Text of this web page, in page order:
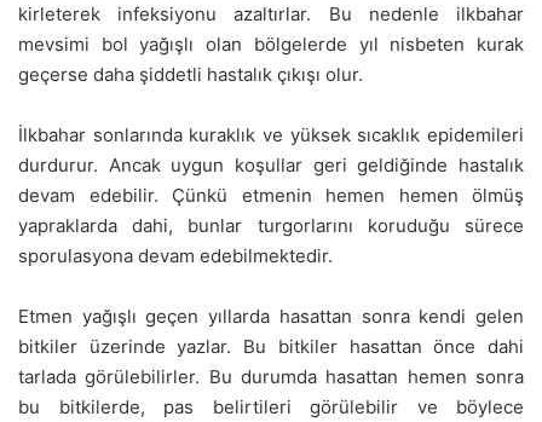
kirleterek infeksiyonu azaltırlar. Bu nedenle ilkbahar
mevsimi bol yağışlı olan bölgelerde yıl nisbeten kurak
geçerse daha şiddetli hastalık çıkışı olur.
İlkbahar sonlarında kuraklık ve yüksek sıcaklık epidemileri
durdurur. Ancak uygun koşullar geri geldiğinde hastalık
devam edebilir. Çünkü etmenin hemen hemen ölmüş
yapraklarda dahi, bunlar turgorlarını koruduğu sürece
sporulasyona devam edebilmektedir.
Etmen yağışlı geçen yıllarda hasattan sonra kendi gelen
bitkiler üzerinde yazlar. Bu bitkiler hasattan önce dahi
tarlada görülebilirler. Bu durumda hasattan hemen sonra
bu bitkilerde, pas belirtileri görülebilir ve böylece